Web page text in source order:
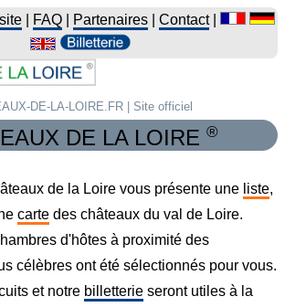
FAQ Partenaires Contact|
DE-LA-LOIRE.FR | Site officiel
DE LA LOIRE ®
de la Loire vous présente une liste,
carte des châteaux du val de Loire.
d'hôtes à proximité des
célèbres ont été sélectionnés pour vous.
et notre billetterie seront utiles à la